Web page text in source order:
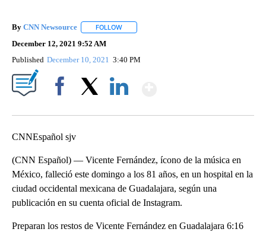
By CNN Newsource FOLLOW
December 12, 2021 9:52 AM
Published December 10, 2021 3:40 PM
CNNEspañol sjv
(CNN Español) — Vicente Fernández, ícono de la música en
México, falleció este domingo a los 81 años, en un hospital en la
ciudad occidental mexicana de Guadalajara, según una
publicación en su cuenta oficial de Instagram.
Preparan los restos de Vicente Fernández en Guadalajara 6:16